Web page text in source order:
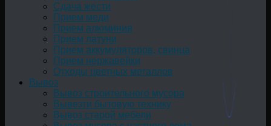
Сдача жести
Прием меди
Прием алюминия
Прием латуни
Прием аккумуляторов, свинца
Прием нержавейки
Отходы цветных металлов
Вывоз
Вывоз строительного мусора
Вывезти бытовую технику
Вывоз старой мебели